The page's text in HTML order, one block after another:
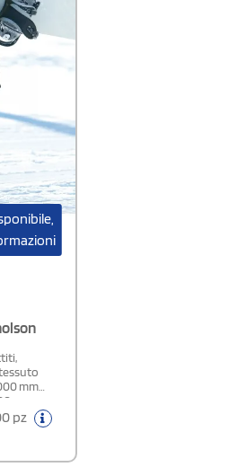
mm
in vita per
ginocchia
con zip
pz